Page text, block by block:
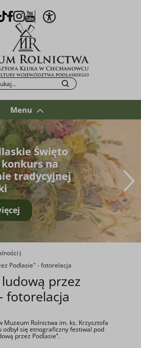
TikTok
Facebook
Instagram
YoutubeOtwórz opcje WCAG
przycisku fraza zostanie
Szukaj
Menu
Święto
konkurs na
tradycyjnej
Podlasie" - fotorelacja
przez
fotorelacja
Muzeum Rolnictwa im. ks. Krzysztofa
odbył się etnograficzny festiwal pod
przez Podlasie’’.